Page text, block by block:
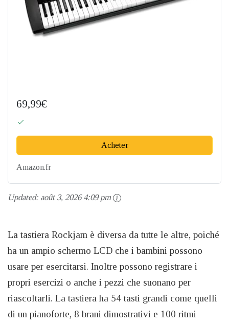
69,99€
Acheter
Amazon.fr
Updated: août 3, 2026 4:09 pm
La tastiera Rockjam è diversa da tutte le altre, poiché
ha un ampio schermo LCD che i bambini possono
usare per esercitarsi. Inoltre possono registrare i
propri esercizi o anche i pezzi che suonano per
riascoltarli. La tastiera ha 54 tasti grandi come quelli
di un pianoforte, 8 brani dimostrativi e 100 ritmi